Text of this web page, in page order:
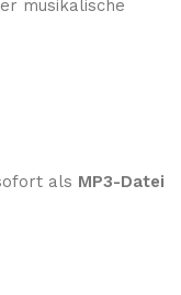
musikalische
als MP3-Datei